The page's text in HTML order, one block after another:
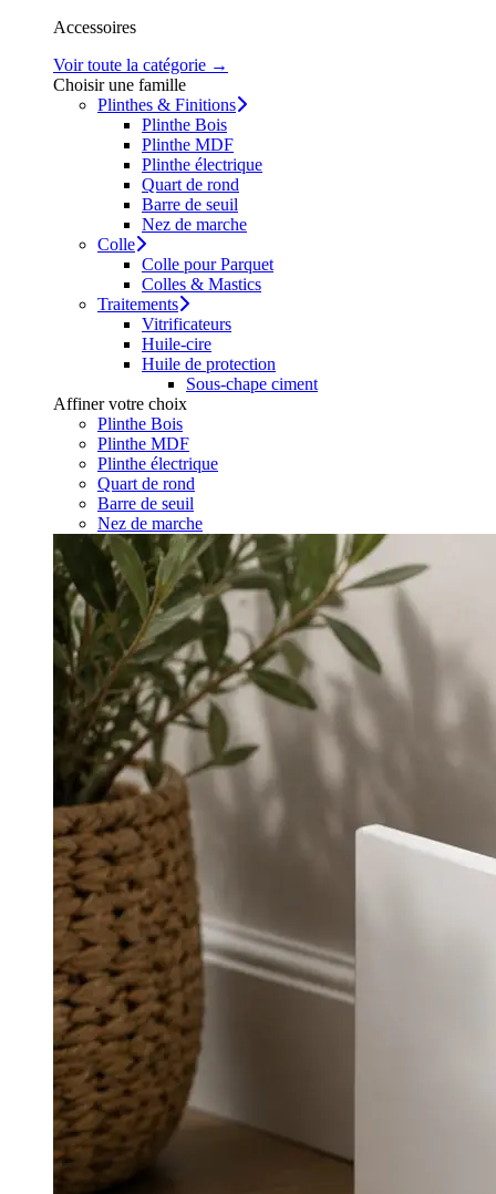
Accessoires
Voir toute la catégorie →
Choisir une famille
Plinthes & Finitions
Plinthe Bois
Plinthe MDF
Plinthe électrique
Quart de rond
Barre de seuil
Nez de marche
Colle
Colle pour Parquet
Colles & Mastics
Traitements
Vitrificateurs
Huile-cire
Huile de protection
Sous-chape ciment
Affiner votre choix
Plinthe Bois
Plinthe MDF
Plinthe électrique
Quart de rond
Barre de seuil
Nez de marche